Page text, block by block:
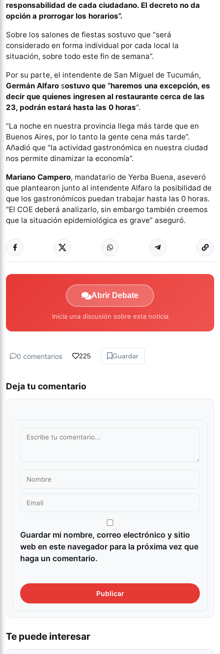
responsabilidad de cada ciudadano. El decreto no da
opción a prorrogar los horarios”.
Sobre los salones de fiestas sostuvo que “será
considerado en forma individual por cada local la
situación, sobre todo este fin de semana”.
Por su parte, el intendente de San Miguel de Tucumán,
Germán Alfaro sostuvo que “haremos una excepción, es
decir que quienes ingresen al restaurante cerca de las
23, podrán estará hasta las 0 horas“.
“La noche en nuestra provincia llega más tarde que en
Buenos Aires, por lo tanto la gente cena más tarde”.
Añadió que “la actividad gastronómica en nuestra ciudad
nos permite dinamizar la economía”.
Mariano Campero, mandatario de Yerba Buena, aseveró
que plantearon junto al intendente Alfaro la posibilidad de
que los gastronómicos puedan trabajar hasta las 0 horas.
“El COE deberá analizarlo, sin embargo también creemos
que la situación epidemiológica es grave” aseguró.
Abrir Debate
Inicia una discusión sobre esta noticia
0 comentarios 225 Guardar
Deja tu comentario
Guardar mi nombre, correo electrónico y sitio
web en este navegador para la próxima vez que
haga un comentario.
Te puede interesar